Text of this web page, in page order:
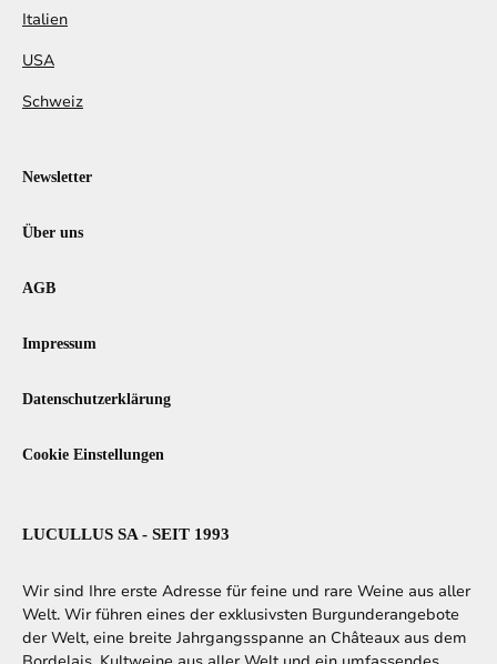
Italien
USA
Schweiz
Newsletter
Über uns
AGB
Impressum
Datenschutzerklärung
Cookie Einstellungen
LUCULLUS SA - SEIT 1993
Wir sind Ihre erste Adresse für feine und rare Weine aus aller
Welt. Wir führen eines der exklusivsten Burgunderangebote
der Welt, eine breite Jahrgangsspanne an Châteaux aus dem